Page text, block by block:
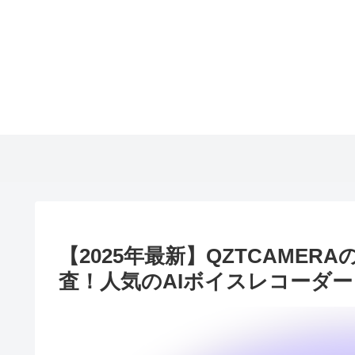
【2025年最新】
査！人気のAIボイスレコーダ